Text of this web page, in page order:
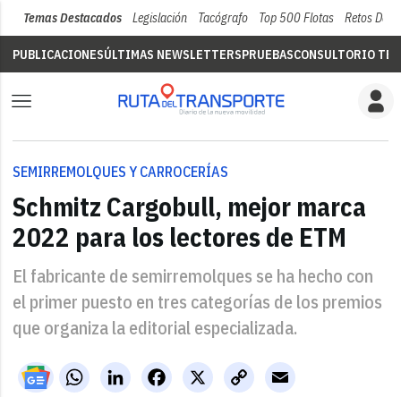
Temas Destacados Legislación Tacógrafo Top 500 Flotas Retos Del
PUBLICACIONESÚLTIMAS NEWSLETTERSPRUEBASCONSULTORIO
SEMIRREMOLQUES Y CARROCERÍAS
Schmitz Cargobull, mejor marca
2022 para los lectores de ETM
El fabricante de semirremolques se ha hecho con
el primer puesto en tres categorías de los premios
que organiza la editorial especializada.
WhatsAppLinkedIn X
Facebook
Copy
Link
Email